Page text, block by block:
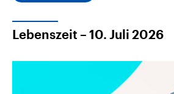
Lebenszeit – 10. Juli 2026